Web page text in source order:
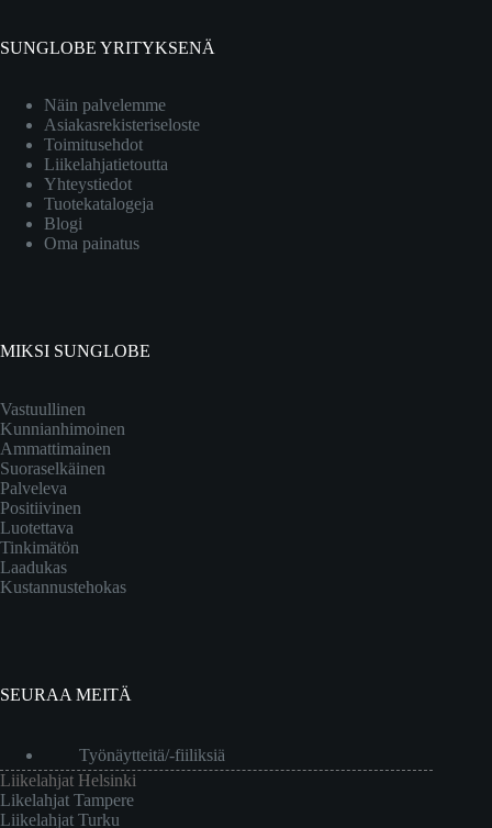
SUNGLOBE YRITYKSENÄ
Näin palvelemme
Asiakasrekisteriseloste
Toimitusehdot
Liikelahjatietoutta
Yhteystiedot
Tuotekatalogeja
Blogi
Oma painatus
MIKSI SUNGLOBE
Vastuullinen
Kunnianhimoinen
Ammattimainen
Suoraselkäinen
Palveleva
Positiivinen
Luotettava
Tinkimätön
Laadukas
Kustannustehokas
SEURAA MEITÄ
Työnäytteitä/-fiiliksiä
Liikelahjat Helsinki
Likelahjat Tampere
Liikelahjat Turku